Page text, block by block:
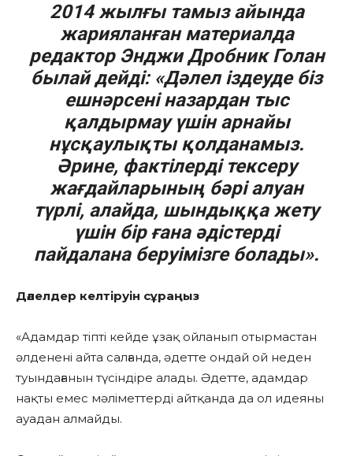
2014 жылғы тамыз айында
жарияланған материалда
редактор Энджи Дробник Голан
былай дейді: «Дәлел іздеуде біз
ешнәрсені назардан тыс
қалдырмау үшін арнайы
нұсқаулықты қолданамыз.
Әрине, фактілерді тексеру
жағдайларының бәрі алуан
түрлі, алайда, шындыққа жету
үшін бір ғана әдістерді
пайдалана беруімізге болады».
Дәлелдер келтіруін сұраңыз
«Адамдар тіпті кейде ұзақ ойланып отырмастан
әлденені айта салғанда, әдетте ондай ой неден
туындағанын түсіндіре алады. Әдетте, адамдар
нақты емес мәліметтерді айтқанда да ол идеяны
ауадан алмайды.